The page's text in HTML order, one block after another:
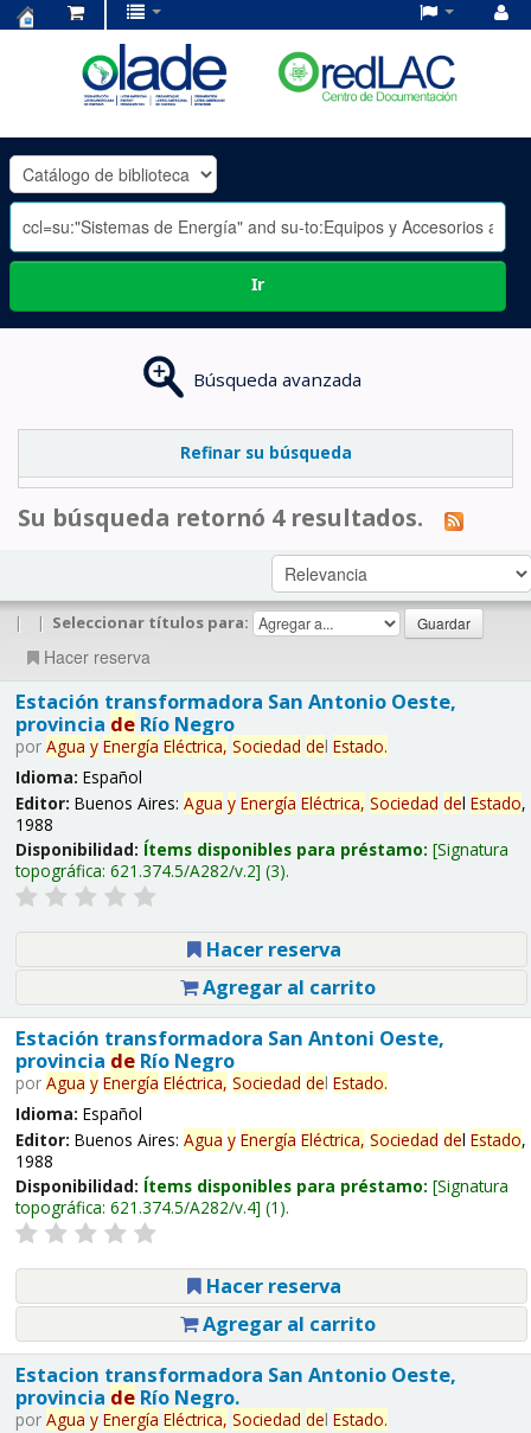
OLADE
-
Ir
Búsqueda avanzada
Refinar su búsqueda
Su búsqueda retornó 4 resultados.
| | Seleccionar títulos para:
Hacer reserva
Estación transformadora San Antonio Oeste,
provincia deRío Negro
por Agua y Energía Eléctrica, Sociedad del Estado.
Idioma: Español
Editor: Buenos Aires: Agua y Energía Eléctrica, Sociedad del Estado,
1988
Disponibilidad: Ítems disponibles para préstamo: Signatura
topográfica: 621.374.5/A282/v.2 (3).
Hacer reserva
Agregar al carrito
Estación transformadora San Antoni Oeste,
provincia deRío Negro
por Agua y Energía Eléctrica, Sociedad del Estado.
Idioma: Español
Editor: Buenos Aires: Agua y Energía Eléctrica, Sociedad del Estado,
1988
Disponibilidad: Ítems disponibles para préstamo: Signatura
topográfica: 621.374.5/A282/v.4 (1).
Hacer reserva
Agregar al carrito
Estacion transformadora San Antonio Oeste,
provincia deRío Negro.
por Agua y Energía Eléctrica, Sociedad del Estado.